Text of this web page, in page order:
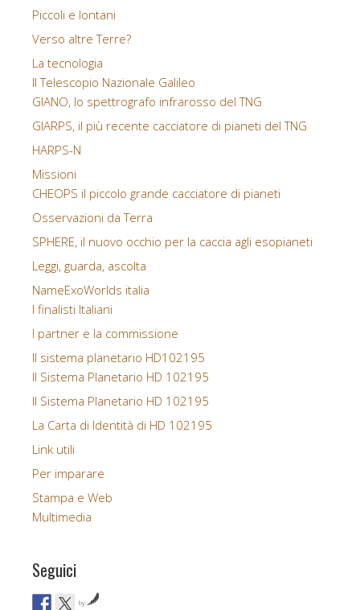
Piccoli e lontani
Verso altre Terre?
La tecnologia
Il Telescopio Nazionale Galileo
GIANO, lo spettrografo infrarosso del TNG
GIARPS, il più recente cacciatore di pianeti del TNG
HARPS-N
Missioni
CHEOPS il piccolo grande cacciatore di pianeti
Osservazioni da Terra
SPHERE, il nuovo occhio per la caccia agli esopianeti
Leggi, guarda, ascolta
NameExoWorlds italia
I finalisti Italiani
I partner e la commissione
Il sistema planetario HD102195
Il Sistema Planetario HD 102195
Il Sistema Planetario HD 102195
La Carta di Identità di HD 102195
Link utili
Per imparare
Stampa e Web
Multimedia
Seguici
by